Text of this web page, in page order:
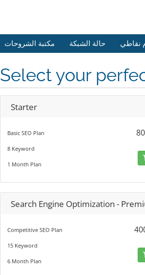
مكتبة الشروحات حالة الشبكة نقاطي
Select your
Starter
Basic SEO Plan
8 Keyword
1 Month Plan
Search Engine Optimization -
Competitive SEO Plan
15 Keyword
6 Month Plan